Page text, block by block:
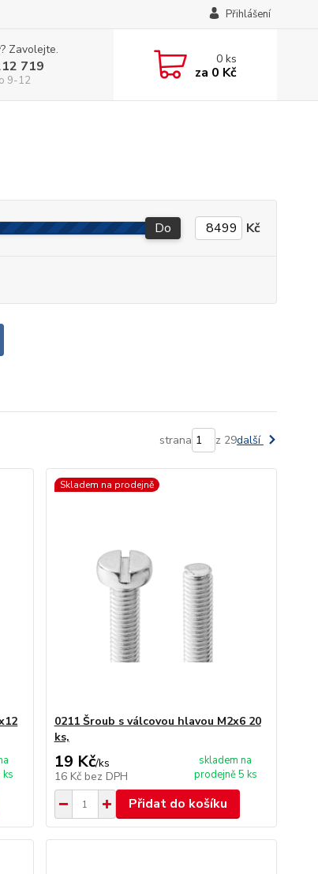
Přihlášení
Zavolejte.
719
9-12
0ks
za 0 Kč
Do Kč
strana z 29další
Skladem na prodejně
0211 Šroub s válcovou hlavou M2x6 20
ks,
19 Kč/ks
16 Kč bez DPH
skladem na
prodejně 5 ks
Přidat do košíku